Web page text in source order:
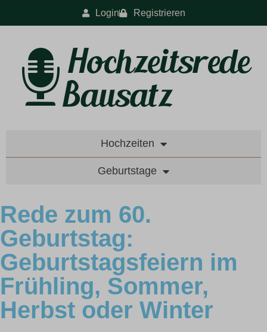
Login Registrieren
Hochzeiten
Geburtstage
Rede zum 60.
Geburtstag:
Geburtstagsfeiern im
Frühling, Sommer,
Herbst oder Winter